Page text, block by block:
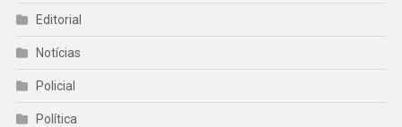
Editorial
Notícias
Policial
Política